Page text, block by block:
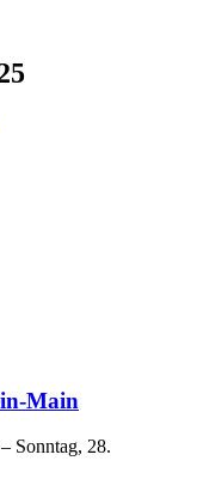
Main
Sonntag, 28.